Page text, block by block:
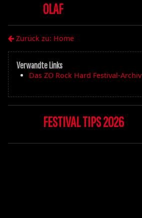
OLAF
Zurück zu: Home
Verwandte Links
Das ZO Rock Hard Festival-Archiv
FESTIVAL TIPS 2026